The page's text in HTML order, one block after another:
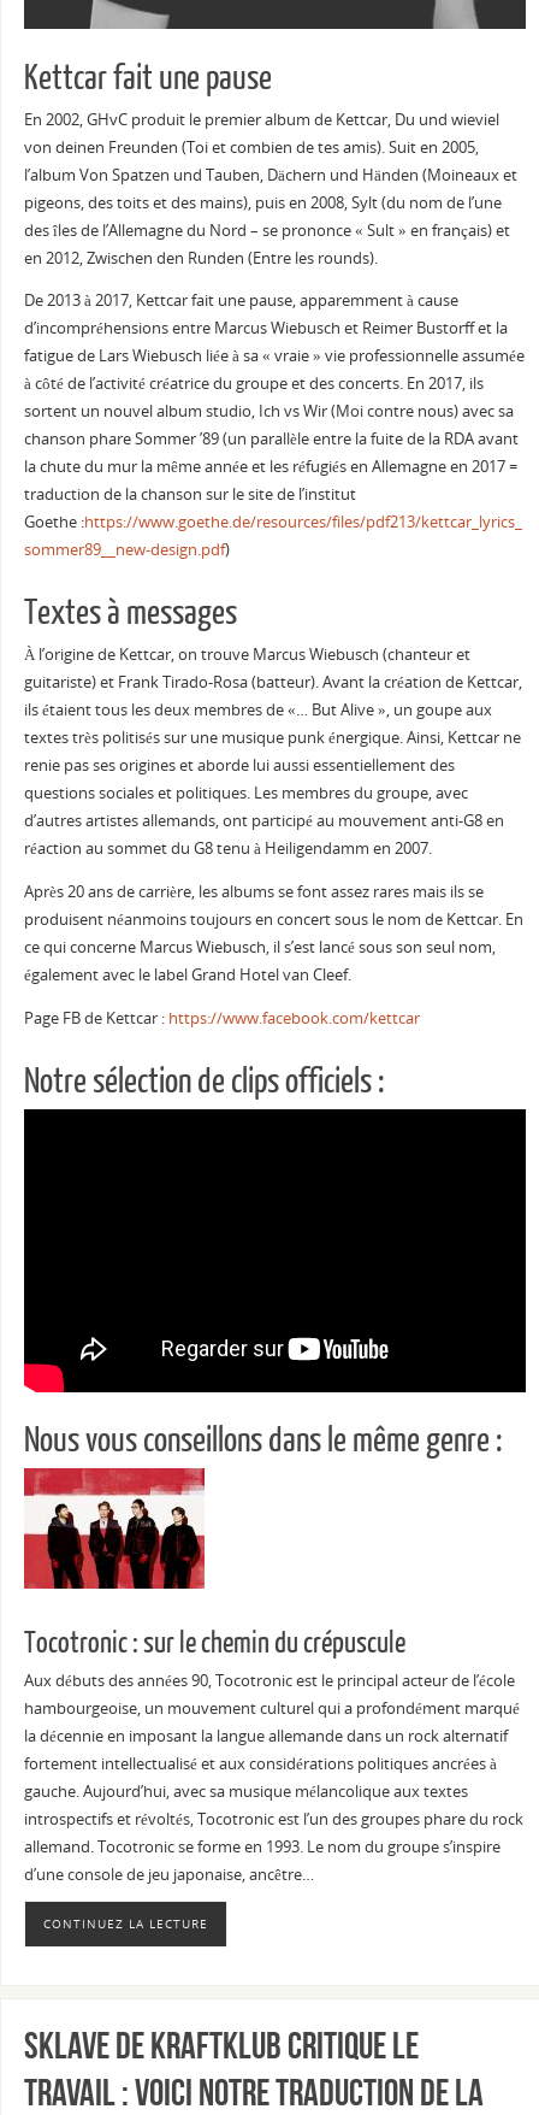
Kettcar fait une pause
En 2002, GHvC produit le premier album de Kettcar, Du und wieviel
von deinen Freunden (Toi et combien de tes amis). Suit en 2005,
l’album Von Spatzen und Tauben, Dächern und Händen (Moineaux et
pigeons, des toits et des mains), puis en 2008, Sylt (du nom de l’une
des îles de l’Allemagne du Nord – se prononce « Sult » en français) et
en 2012, Zwischen den Runden (Entre les rounds).
De 2013 à 2017, Kettcar fait une pause, apparemment à cause
d’incompréhensions entre Marcus Wiebusch et Reimer Bustorff et la
fatigue de Lars Wiebusch liée à sa « vraie » vie professionnelle assumée
à côté de l’activité créatrice du groupe et des concerts. En 2017, ils
sortent un nouvel album studio, Ich vs Wir (Moi contre nous) avec sa
chanson phare Sommer ’89 (un parallèle entre la fuite de la RDA avant
la chute du mur la même année et les réfugiés en Allemagne en 2017 =
traduction de la chanson sur le site de l’institut
Goethe :https://www.goethe.de/resources/files/pdf213/kettcar_lyrics_
sommer89__new-design.pdf)
Textes à messages
À l’origine de Kettcar, on trouve Marcus Wiebusch (chanteur et
guitariste) et Frank Tirado-Rosa (batteur). Avant la création de Kettcar,
ils étaient tous les deux membres de «… But Alive », un goupe aux
textes très politisés sur une musique punk énergique. Ainsi, Kettcar ne
renie pas ses origines et aborde lui aussi essentiellement des
questions sociales et politiques. Les membres du groupe, avec
d’autres artistes allemands, ont participé au mouvement anti-G8 en
réaction au sommet du G8 tenu à Heiligendamm en 2007.
Après 20 ans de carrière, les albums se font assez rares mais ils se
produisent néanmoins toujours en concert sous le nom de Kettcar. En
ce qui concerne Marcus Wiebusch, il s’est lancé sous son seul nom,
également avec le label Grand Hotel van Cleef.
Page FB de Kettcar : https://www.facebook.com/kettcar
Notre sélection de clips officiels :
Nous vous conseillons dans le même genre :
Tocotronic : sur le chemin du crépuscule
Aux débuts des années 90, Tocotronic est le principal acteur de l’école
hambourgeoise, un mouvement culturel qui a profondément marqué
la décennie en imposant la langue allemande dans un rock alternatif
fortement intellectualisé et aux considérations politiques ancrées à
gauche. Aujourd’hui, avec sa musique mélancolique aux textes
introspectifs et révoltés, Tocotronic est l’un des groupes phare du rock
allemand. Tocotronic se forme en 1993. Le nom du groupe s’inspire
d’une console de jeu japonaise, ancêtre…
CONTINUEZ LA LECTURE
Sklave de Kraftklub critique le
travail : voici notre traduction de la